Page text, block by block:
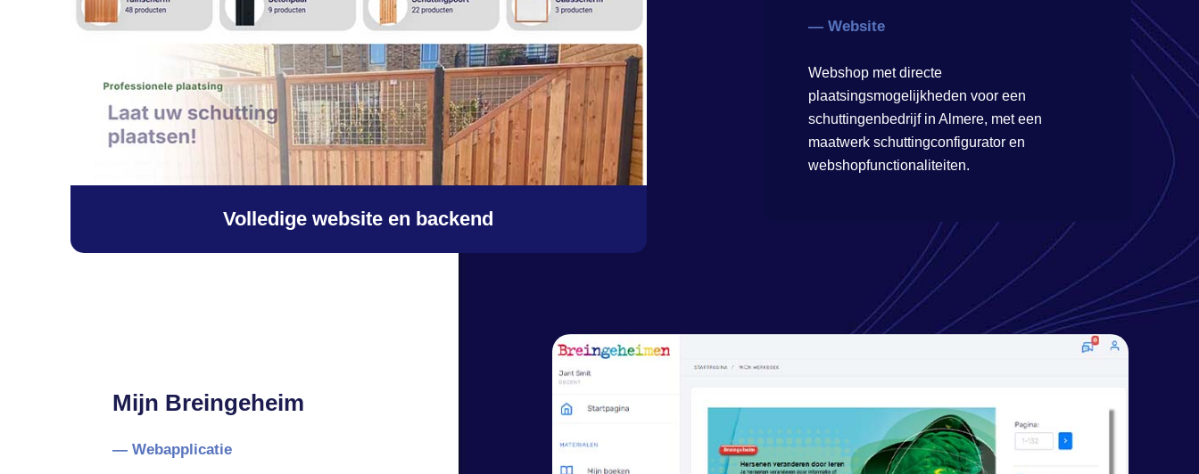
Volledige website en backend
— Website
Webshop met directe
plaatsingsmogelijkheden voor een
schuttingenbedrijf in Almere, met een
maatwerk schuttingconfigurator en
webshopfunctionaliteiten.
Mijn Breingeheim
— Webapplicatie